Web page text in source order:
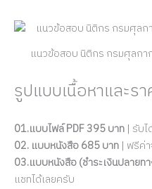
แนวข้อสอบ นิติกร กรมศุลกา
รูปแบบเนื้อหาและรา
01.แบบไฟล์ PDF 395 บาท | รับ
02. แบบหนังสือ 685 บาท | ฟรีค่
03.แบบหนังสือ (ชำระเงินปลายท
แชทได้เลยครับ